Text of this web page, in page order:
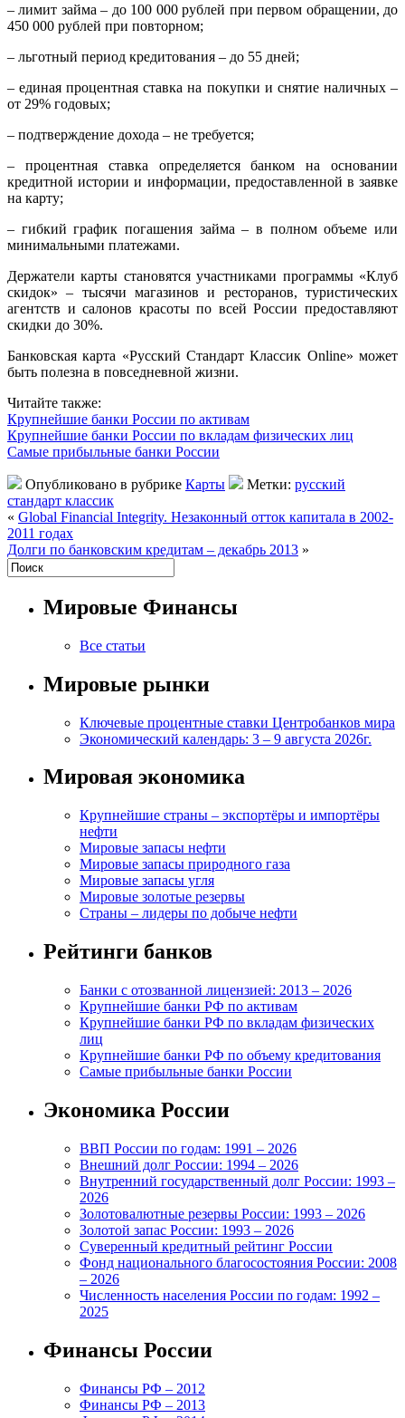
– лимит займа – до 100 000 рублей при первом обращении, до
450 000 рублей при повторном;
– льготный период кредитования – до 55 дней;
– единая процентная ставка на покупки и снятие наличных –
от 29% годовых;
– подтверждение дохода – не требуется;
– процентная ставка определяется банком на основании
кредитной истории и информации, предоставленной в заявке
на карту;
– гибкий график погашения займа – в полном объеме или
минимальными платежами.
Держатели карты становятся участниками программы «Клуб
скидок» – тысячи магазинов и ресторанов, туристических
агентств и салонов красоты по всей России предоставляют
скидки до 30%.
Банковская карта «Русский Стандарт Классик Online» может
быть полезна в повседневной жизни.
Читайте также:
Крупнейшие банки России по активам
Крупнейшие банки России по вкладам физических лиц
Самые прибыльные банки России
Опубликовано в рубрике Карты Метки: русский
стандарт классик
« Global Financial Integrity. Незаконный отток капитала в 2002-
2011 годах
Долги по банковским кредитам – декабрь 2013 »
Мировые Финансы
Все статьи
Мировые рынки
Ключевые процентные ставки Центробанков мира
Экономический календарь: 3 – 9 августа 2026г.
Мировая экономика
Крупнейшие страны – экспортёры и импортёры
нефти
Мировые запасы нефти
Мировые запасы природного газа
Мировые запасы угля
Мировые золотые резервы
Страны – лидеры по добыче нефти
Рейтинги банков
Банки с отозванной лицензией: 2013 – 2026
Крупнейшие банки РФ по активам
Крупнейшие банки РФ по вкладам физических
лиц
Крупнейшие банки РФ по объему кредитования
Самые прибыльные банки России
Экономика России
ВВП России по годам: 1991 – 2026
Внешний долг России: 1994 – 2026
Внутренний государственный долг России: 1993 –
2026
Золотовалютные резервы России: 1993 – 2026
Золотой запас России: 1993 – 2026
Суверенный кредитный рейтинг России
Фонд национального благосостояния России: 2008
– 2026
Численность населения России по годам: 1992 –
2025
Финансы России
Финансы РФ – 2012
Финансы РФ – 2013